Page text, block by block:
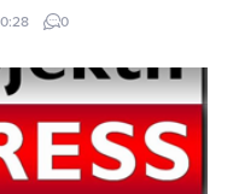
işlem görürken,
hareketlerini yakından
piyasasında yükseliş
etti. Gram altın 6 bin 330
çeyrek altın 10 bin
altını ise 40 bin...
0